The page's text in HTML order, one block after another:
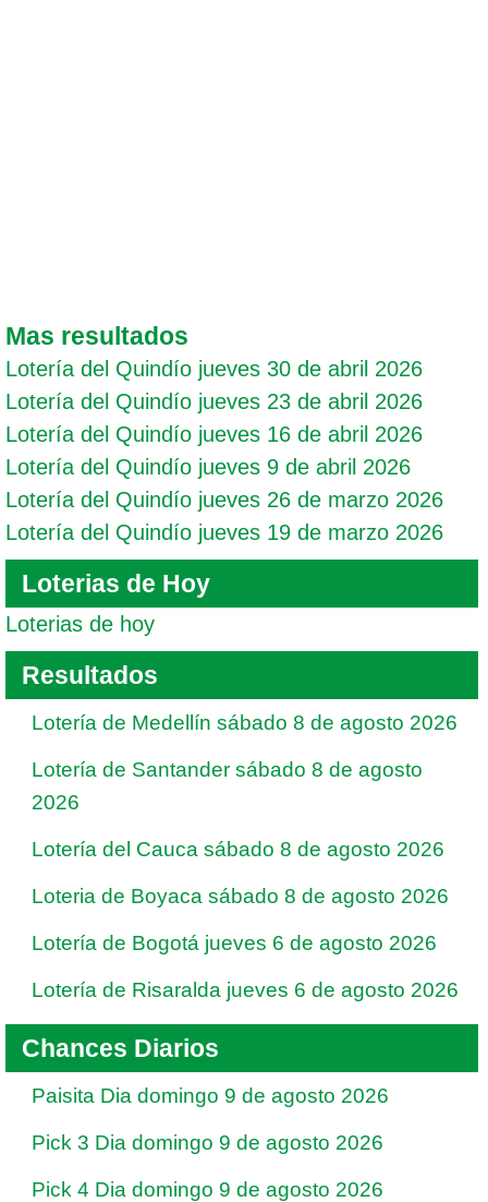
Mas resultados
Lotería del Quindío jueves 30 de abril 2026
Lotería del Quindío jueves 23 de abril 2026
Lotería del Quindío jueves 16 de abril 2026
Lotería del Quindío jueves 9 de abril 2026
Lotería del Quindío jueves 26 de marzo 2026
Lotería del Quindío jueves 19 de marzo 2026
Loterias de Hoy
Loterias de hoy
Resultados
Lotería de Medellín sábado 8 de agosto 2026
Lotería de Santander sábado 8 de agosto
2026
Lotería del Cauca sábado 8 de agosto 2026
Loteria de Boyaca sábado 8 de agosto 2026
Lotería de Bogotá jueves 6 de agosto 2026
Lotería de Risaralda jueves 6 de agosto 2026
Chances Diarios
Paisita Dia domingo 9 de agosto 2026
Pick 3 Dia domingo 9 de agosto 2026
Pick 4 Dia domingo 9 de agosto 2026